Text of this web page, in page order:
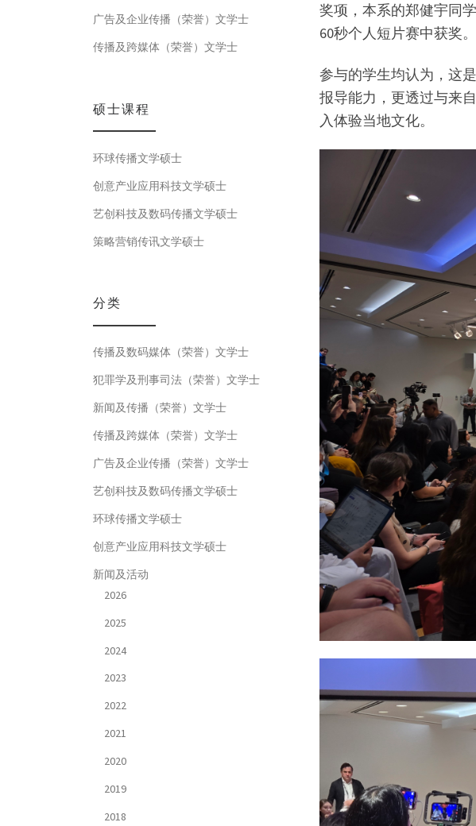
奖项，本系的郑健宇同
60秒个人短片赛中获奖。
参与的学生均认为，这
报导能力，更透过与来
入体验当地文化。
广告及企业传播（荣誉）文学士
传播及跨媒体（荣誉）文学士
硕士课程
环球传播文学硕士
创意产业应用科技文学硕士
艺创科技及数码传播文学硕士
策略营销传讯文学硕士
分类
传播及数码媒体（荣誉）文学士
犯罪学及刑事司法（荣誉）文学士
新闻及传播（荣誉）文学士
传播及跨媒体（荣誉）文学士
广告及企业传播（荣誉）文学士
艺创科技及数码传播文学硕士
环球传播文学硕士
创意产业应用科技文学硕士
新闻及活动
2026
2025
2024
2023
2022
2021
2020
2019
2018